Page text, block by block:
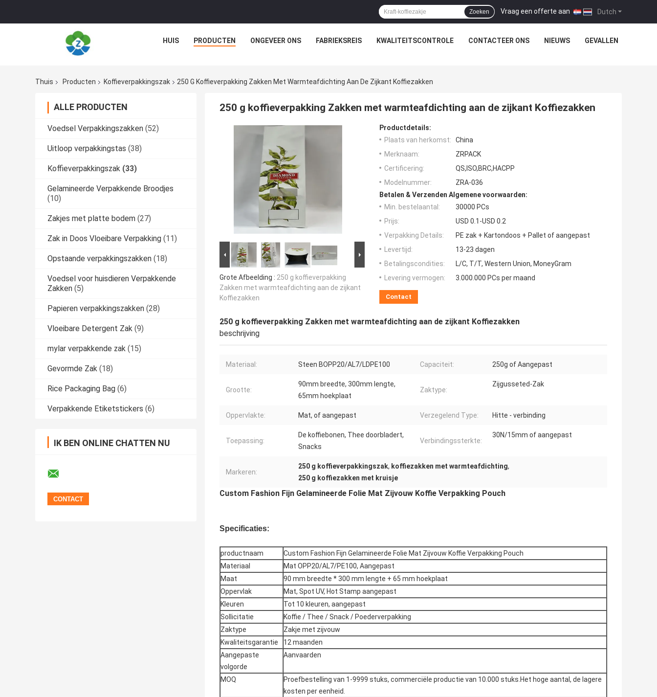
Dutch
Vraag een offerte aan |
Zoeken
HUIS PRODUCTEN ONGEVEER ONS FABRIEKSREIS KWALITEITSCONTROLE CONTACTEER ONS NIEUWS GEVALLEN
Thuis Producten Koffieverpakkingszak 250 G Koffieverpakking Zakken Met Warmteafdichting Aan De Zijkant Koffiezakken
ALLE PRODUCTEN
Voedsel Verpakkingszakken (52)
Uitloop verpakkingstas (38)
Koffieverpakkingszak (33)
Gelamineerde Verpakkende Broodjes
(10)
Zakjes met platte bodem (27)
Zak in Doos Vloeibare Verpakking (11)
Opstaande verpakkingszakken (18)
Voedsel voor huisdieren Verpakkende
Zakken (5)
Papieren verpakkingszakken (28)
Vloeibare Detergent Zak (9)
mylar verpakkende zak (15)
Gevormde Zak (18)
Rice Packaging Bag (6)
Verpakkende Etiketstickers (6)
IK BEN ONLINE CHATTEN NU
250 g koffieverpakking Zakken met warmteafdichting aan de zijkant Koffiezakken
Grote Afbeelding : 250 g koffieverpakking
Zakken met warmteafdichting aan de zijkant
Koffiezakken
Productdetails:
Plaats van herkomst:
China
Merknaam:
ZRPACK
Certificering:
QS,ISO,BRC,HACPP
Modelnummer:
ZRA-036
Betalen & Verzenden Algemene voorwaarden:
Min. bestelaantal:
30000 PCs
Prijs:
USD 0.1-USD 0.2
Verpakking Details:
PE zak + Kartondoos + Pallet of aangepast
Levertijd:
13-23 dagen
Betalingscondities:
L/C, T/T, Western Union, MoneyGram
Levering vermogen:
3.000.000 PCs per maand
Contact
250 g koffieverpakking Zakken met warmteafdichting aan de zijkant Koffiezakken
beschrijving
Materiaal: Steen BOPP20/AL7/LDPE100 Capaciteit: 250g of Aangepast
Grootte:
90mm breedte, 300mm lengte,
65mm hoekplaat
Zaktype:
Zijgusseted-Zak
Oppervlakte: Mat, of aangepast Verzegelend Type: Hitte - verbinding
Toepassing:
De koffiebonen, Thee doorbladert,
Snacks
Verbindingssterkte:
30N/15mm of aangepast
Markeren:
250 g koffieverpakkingszak, koffiezakken met warmteafdichting,
250 g koffiezakken met kruisje
Custom Fashion Fijn Gelamineerde Folie Mat Zijvouw Koffie Verpakking Pouch
Specificaties:
productnaam
Custom Fashion Fijn Gelamineerde Folie Mat Zijvouw Koffie Verpakking Pouch
Materiaal
Mat OPP20/AL7/PE100, Aangepast
Maat
90 mm breedte * 300 mm lengte + 65 mm hoekplaat
Oppervlak
Mat, Spot UV, Hot Stamp aangepast
Kleuren
Tot 10 kleuren, aangepast
Sollicitatie
Koffie / Thee / Snack / Poederverpakking
Zaktype
Zakje met zijvouw
Kwaliteitsgarantie
12 maanden
Aangepaste
volgorde
Aanvaarden
MOQ
Proefbestelling van 1-9999 stuks, commerciële productie van 10.000 stuks.Het hoge aantal, de lagere
kosten per eenheid.